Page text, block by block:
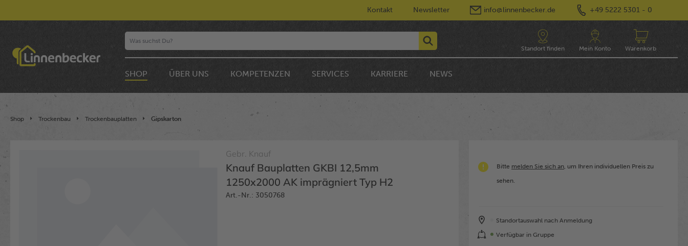
Kontakt Newsletter info@linnenbecker.de +49 5222 5301 - 0
Standort finden Mein Konto Warenkorb
SHOP ÜBER UNS KOMPETENZEN SERVICES KARRIERE NEWS
Shop Trockenbau Trockenbauplatten Gipskarton
Gebr. Knauf
Knauf Bauplatten GKBI 12,5mm
1250x2000 AK imprägniert Typ H2
Art.-Nr.: 3050768
Bitte melden Sie sich an , um Ihren individuellen Preis zu
sehen.
Standortauswahl nach Anmeldung
Verfügbar in Gruppe